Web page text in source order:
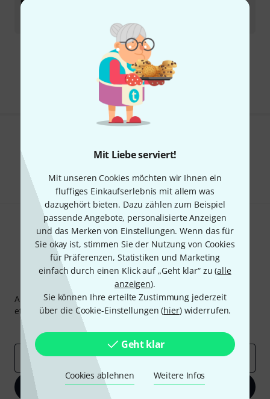
Mit Liebe serviert!
Mit unseren Cookies möchten wir Ihnen ein
fluffiges Einkaufserlebnis mit allem was
dazugehört bieten. Dazu zählen zum Beispiel
passende Angebote, personalisierte Anzeigen
und das Merken von Einstellungen. Wenn das für
Sie okay ist, stimmen Sie der Nutzung von Cookies
für Präferenzen, Statistiken und Marketing
einfach durch einen Klick auf „Geht klar“ zu (alle
anzeigen).
Sie können Ihre erteilte Zustimmung jederzeit
über die Cookie-Einstellungen (hier) widerrufen.
Geht klar
Cookies ablehnen Weitere Infos
Kostenloser Versand ab 29 €
Alle Preise inkl. MwSt.
Thomann Newsletter
Abonniere den Thomann Newsletter und gewinne mit
etwas Glück einen von50 Gutscheinenüber jeweils50€
Inspirierende Beiträge
E-Mail-Adresse*
Jetzt anmelden